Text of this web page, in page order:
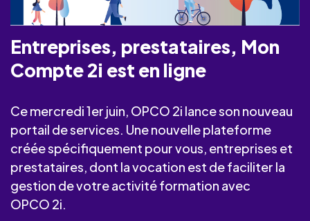
Entreprises, prestataires, Mon
Compte 2i est en ligne
Ce mercredi 1er juin, OPCO 2i lance son nouveau
portail de services. Une nouvelle plateforme
créée spécifiquement pour vous, entreprises et
prestataires, dont la vocation est de faciliter la
gestion de votre activité formation avec
OPCO 2i.